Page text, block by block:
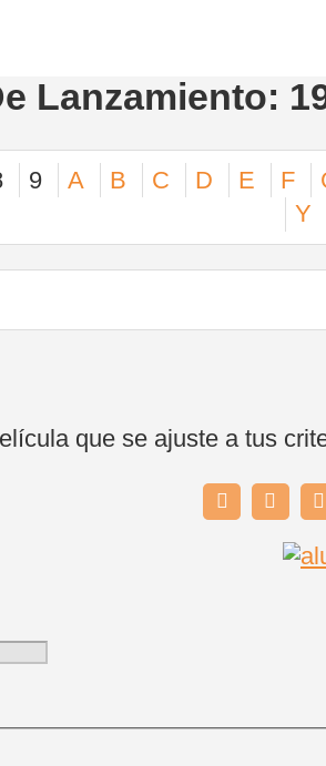
Lanzamiento:
9 A B C D E F
Y
que se ajuste a tus